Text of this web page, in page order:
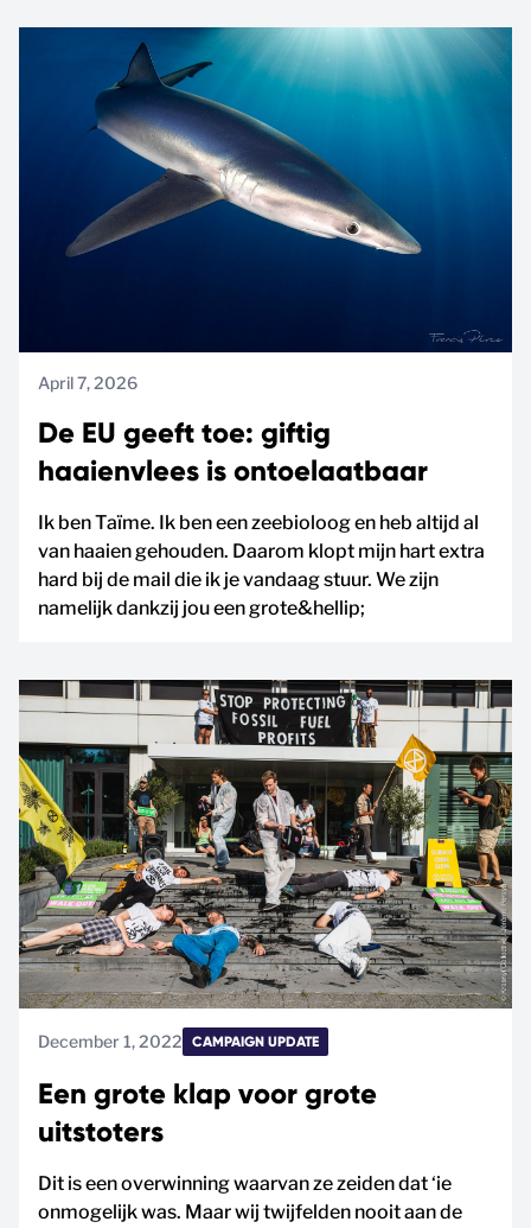
April 7, 2026
De EU geeft toe: giftig
haaienvlees is ontoelaatbaar
Ik ben Taïme. Ik ben een zeebioloog en heb altijd al
van haaien gehouden. Daarom klopt mijn hart extra
hard bij de mail die ik je vandaag stuur. We zijn
namelijk dankzij jou een grote&hellip;
December 1, 2022 CAMPAIGN UPDATE
Een grote klap voor grote
uitstoters
Dit is een overwinning waarvan ze zeiden dat ‘ie
onmogelijk was. Maar wij twijfelden nooit aan de